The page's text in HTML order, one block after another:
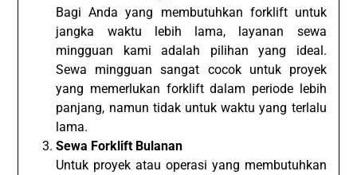
Bagi Anda yang membutuhkan forklift untuk
jangka waktu lebih lama, layanan sewa
mingguan kami adalah pilihan yang ideal.
Sewa mingguan sangat cocok untuk proyek
yang memerlukan forklift dalam periode lebih
panjang, namun tidak untuk waktu yang terlalu
lama.
Sewa Forklift Bulanan
Untuk proyek atau operasi yang membutuhkan